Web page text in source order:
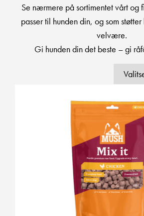
Se nærmere på sortimentet vårt og
passer til hunden din, og som
velvære.
Gi hunden din det beste – gi